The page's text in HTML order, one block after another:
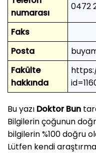
numarası
0472
Faks
Posta
Fakülte
hakkında
Bu yazı Doktor Bun
Bilgilerin çoğunun
bilgilerin %100 doğru
Lütfen kendi